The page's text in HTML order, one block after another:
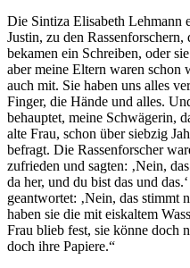
Die Sintiza Elisabeth Lehmann
Justin, zu den
bekamen ein Schreiben, oder
aber meine Eltern waren schon
auch mit. Sie haben uns alles
Finger, die Hände und alles.
behauptet, meine Schwägerin,
alte Frau, schon über siebzig
befragt. Die Rassenforscher
zufrieden und sagten: ‚Nein,
da her, und du bist das und
geantwortet: ‚Nein, das stimmt
haben sie die mit eiskaltem
Frau blieb fest, sie könne doch
doch ihre Papiere.“